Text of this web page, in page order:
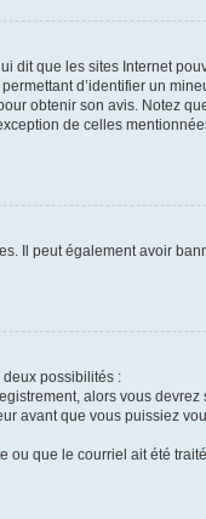
dit que les sites Internet
d’identifier un
obtenir son avis. Notez
de celles
Il peut également avoir
deux possibilités :
alors vous
avant que vous puissiez
que le courriel ait été